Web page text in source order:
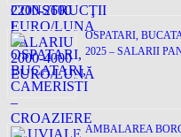
OSPATARI,
2025 – SALARII
AMBALAREA